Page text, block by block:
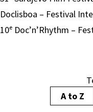
Doclisboa – Festival
10ᵉ Doc’n’Rhythm –
A to Z